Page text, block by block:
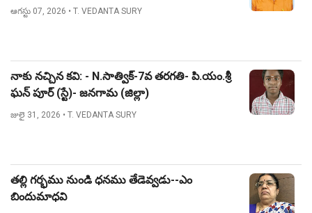
ఆగస్టు 07, 2026 • T. VEDANTA SURY
నాకు నచ్చిన కవి: - N.సాత్విక్-7వ తరగతి- పి.యం.శ్రీ
ఘన్ పూర్ (స్టే)- జనగామ (జిల్లా)
జులై 31, 2026 • T. VEDANTA SURY
తల్లి గర్భము నుండి ధనము తేడెవ్వడు--ఎం
బిందుమాధవి